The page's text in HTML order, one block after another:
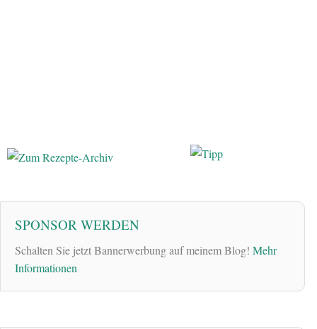
SPONSOR WERDEN
Schalten Sie jetzt Bannerwerbung auf meinem Blog! Mehr
Informationen